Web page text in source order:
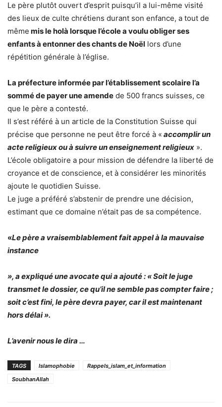
Le père plutôt ouvert d’esprit puisqu’il a lui-même visité
des lieux de culte chrétiens durant son enfance, a tout de
même mis le holà lorsque l’école a voulu obliger ses
enfants à entonner des chants de Noël lors d’une
répétition générale à l’église.
La préfecture informée par l’établissement scolaire l’a
sommé de payer une amende de 500 francs suisses, ce
que le père a contesté.
Il s’est référé à un article de la Constitution Suisse qui
précise que personne ne peut être forcé à « accomplir un
acte religieux ou à suivre un enseignement religieux ».
L’école obligatoire a pour mission de défendre la liberté de
croyance et de conscience, et à considérer les minorités
ajoute le quotidien Suisse.
Le juge a préféré s’abstenir de prendre une décision,
estimant que ce domaine n’était pas de sa compétence.
«Le père a vraisemblablement fait appel à la mauvaise
instance
», a expliqué une avocate qui a ajouté : «Soit le juge
transmet le dossier, ce qu’il ne semble pas compter faire ;
soit c’est fini, le père devra payer, car il est maintenant
hors délai».
L’avenir nous le dira …
TAGS Islamophobie
Rappels_islam_et_information
SoubhanAllah